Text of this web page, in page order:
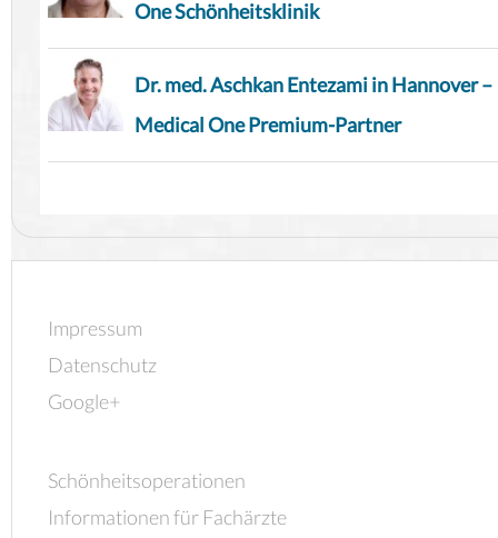
One Schönheitsklinik
Dr. med. Aschkan Entezami in Hannover –
Medical One Premium-Partner
Impressum
Datenschutz
Google+
Schönheitsoperationen
Informationen für Fachärzte